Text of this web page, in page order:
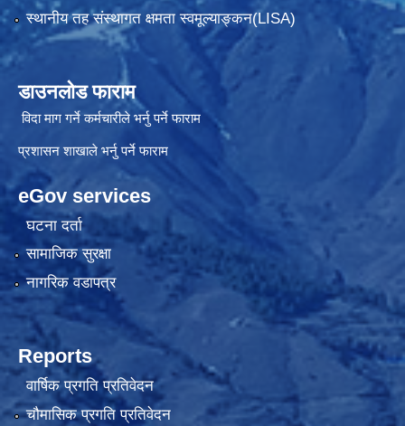
स्थानीय तह संस्थागत क्षमता स्वमूल्याङ्कन(LISA)
डाउनलोड फाराम
विदा माग गर्ने कर्मचारीले भर्नु पर्ने फाराम
प्रशासन शाखाले भर्नु पर्ने फाराम
eGov services
घटना दर्ता
सामाजिक सुरक्षा
नागरिक वडापत्र
Reports
वार्षिक प्रगति प्रतिवेदन
चौमासिक प्रगति प्रतिवेदन